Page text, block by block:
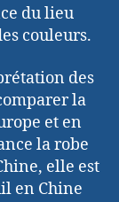
du lieu
couleurs.
des
la
et en
la robe
elle est
en Chine